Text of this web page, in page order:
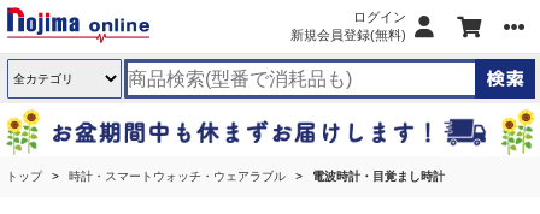
ログイン
新規会員登録(無料)
トップ 時計・スマートウォッチ・ウェアラブル 電波時計・目覚まし時計